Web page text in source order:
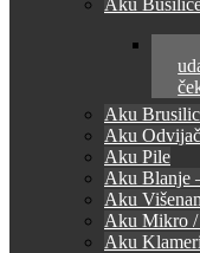
Aku
Aku
Aku Pile
Aku Blanje
Aku
Aku Mikro /
Aku